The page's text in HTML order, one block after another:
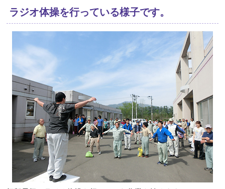
ラジオ体操を行っている様子です。